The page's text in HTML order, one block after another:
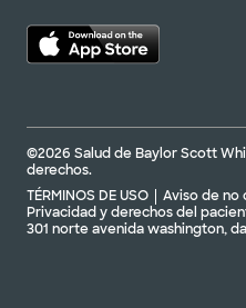
©2026 Salud de Baylor Scott
derechos.
TÉRMINOS DE USO
Aviso de no
Privacidad y derechos del
301 norte avenida washington,